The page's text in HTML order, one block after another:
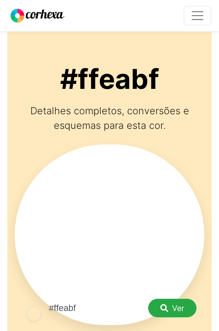
#ffeabf
Detalhes completos, conversões e
esquemas para esta cor.
Ver